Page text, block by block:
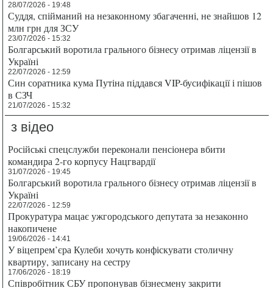
28/07/2026 - 19:48
Суддя, спійманий на незаконному збагаченні, не знайшов 12
млн грн для ЗСУ
23/07/2026 - 15:32
Болгарський воротила грального бізнесу отримав ліцензії в
Україні
22/07/2026 - 12:59
Син соратника кума Путіна піддався VIP-бусифікації і пішов
в СЗЧ
21/07/2026 - 15:32
з відео
Російські спецслужби переконали пенсіонера вбити
командира 2-го корпусу Нацгвардії
31/07/2026 - 19:45
Болгарський воротила грального бізнесу отримав ліцензії в
Україні
22/07/2026 - 12:59
Прокуратура мацає ужгородського депутата за незаконно
накопичене
19/06/2026 - 14:41
У віцепрем’єра Кулеби хочуть конфіскувати столичну
квартиру, записану на сестру
17/06/2026 - 18:19
Співробітник СБУ пропонував бізнесмену закрити